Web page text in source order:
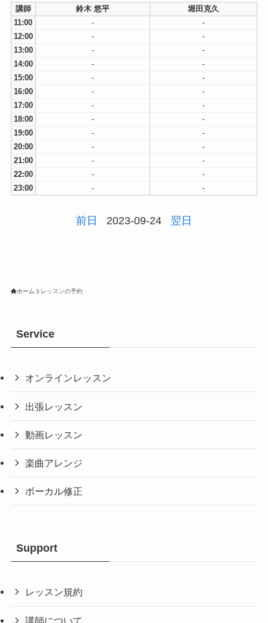
講師 鈴木 悠平
堀田克久
11:00
-
-
12:00
-
-
13:00
-
-
14:00
-
-
15:00
-
-
16:00
-
-
17:00
-
-
18:00
-
-
19:00
-
-
20:00
-
-
21:00
-
-
22:00
-
-
23:00
- -
前日 2023-09-24 翌日
ホーム レッスンの予約
Service
オンラインレッスン
出張レッスン
動画レッスン
楽曲アレンジ
ボーカル修正
Support
レッスン規約
講師について